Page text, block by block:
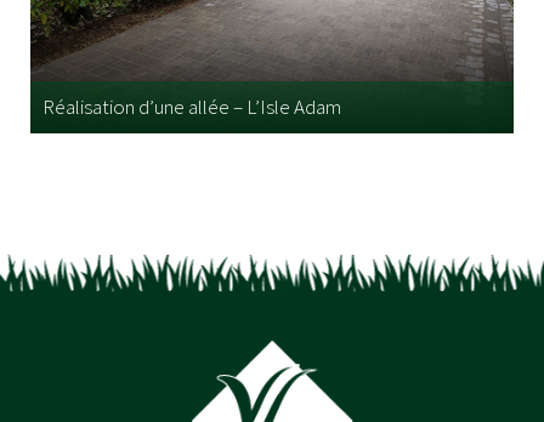
Réalisation d’une allée – L’Isle Adam